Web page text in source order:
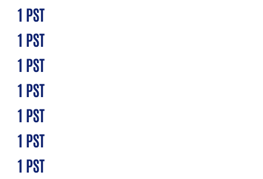
1 PST
1 PST
1 PST
1 PST
1 PST
1 PST
1 PST